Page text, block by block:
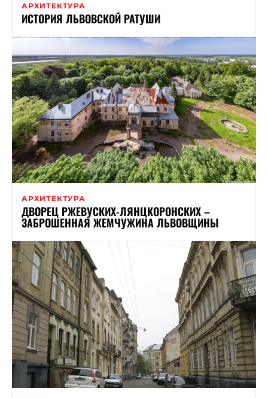
АРХИТЕКТУРА
ИСТОРИЯ ЛЬВОВСКОЙ РАТУШИ
АРХИТЕКТУРА
ДВОРЕЦ РЖЕВУСКИХ-ЛЯНЦКОРОНСКИХ –
ЗАБРОШЕННАЯ ЖЕМЧУЖИНА ЛЬВОВЩИНЫ